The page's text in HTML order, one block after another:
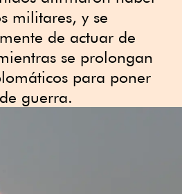
militares, y se
de actuar de
se prolongan
⁠para poner
guerra.